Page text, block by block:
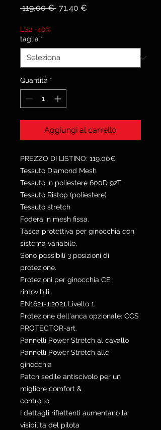
119,00 € Prezzo
71,40 €
LS2 -40%
taglia *
Quantità *
Aggiungi al carrello
PREZZO DI LISTINO: 119.00€
Tessuto Diamond Mesh
Tessuto in poliestere 600D 92T
Tessuto Ristop (poliestere)
Tessuto stretch
Fodera in mesh fissa.
Tasca protettiva per ginocchia con
sistema variabile,
Sono possibili 3 posizioni di
protezione.
Protezioni per ginocchia CE
rimovibili,
EN1621-1:2021 Livello 1.
Protezione dell'anca opzionale: CCS
PROTECTOR-art.
Pannelli Power Stretch al cavallo
Pannelli Power Stretch alle
ginocchia
Patch sedile antiscivolo per un
migliore comfort &
controllo
I dettagli riflettenti aumentano la
visibilità del pilota